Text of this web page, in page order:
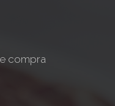
compra